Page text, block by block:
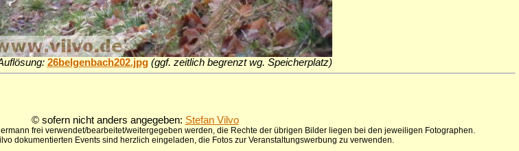
26belgenbach202.jpg (ggf. zeitlich begrenzt wg. Speicherplatz)
© sofern nicht anders angegeben: Stefan Vilvo
frei verwendet/bearbeitet/weitergegeben werden, die Rechte der übrigen Bilder liegen bei den jeweiligen Fotographen.
dokumentierten Events sind herzlich eingeladen, die Fotos zur Veranstaltungswerbung zu verwenden.